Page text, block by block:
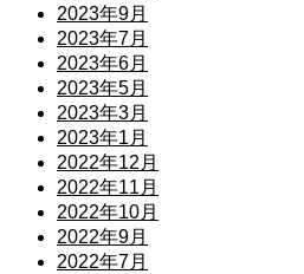
2023年9月
2023年7月
2023年6月
2023年5月
2023年3月
2023年1月
2022年12月
2022年11月
2022年10月
2022年9月
2022年7月